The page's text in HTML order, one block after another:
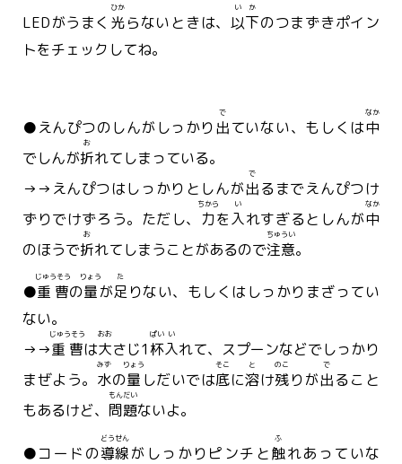
LEDがうまく 光
ひか
らないときは、 以下
いか
のつまずきポイン
トをチェックしてね。
●えんぴつのしんがしっかり出
で
ていない、もしくは中
なか
でしんが折
お
れてしまっている。
→→えんぴつはしっかりとしんが出
で
るまでえんぴつけ
ずりでけずろう。ただし、 力
ちから
を入
い
れすぎるとしんが中
なか
のほうで折
お
れてしまうことがあるので注意
ちゅうい
。
●重曹
じゅうそう
の量
りょう
が足
た
りない、もしくはしっかりまざってい
ない。
→→重曹
じゅうそう
は大
おお
さじ1杯
ぱい
入
い
れて、スプーンなどでしっかり
まぜよう。 水
みず
の量
りょう
しだいでは底
そこ
に溶
と
け残
のこ
りが出
で
ること
もあるけど、 問題
もんだい
ないよ。
●コードの導線
どうせん
がしっかりピンチと触
ふ
れあっていな